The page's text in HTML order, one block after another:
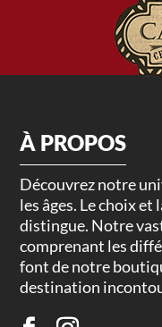
À PROPOS
Découvrez notre
les âges. Le choix
distingue. Notre
comprenant les
font de notre
destination